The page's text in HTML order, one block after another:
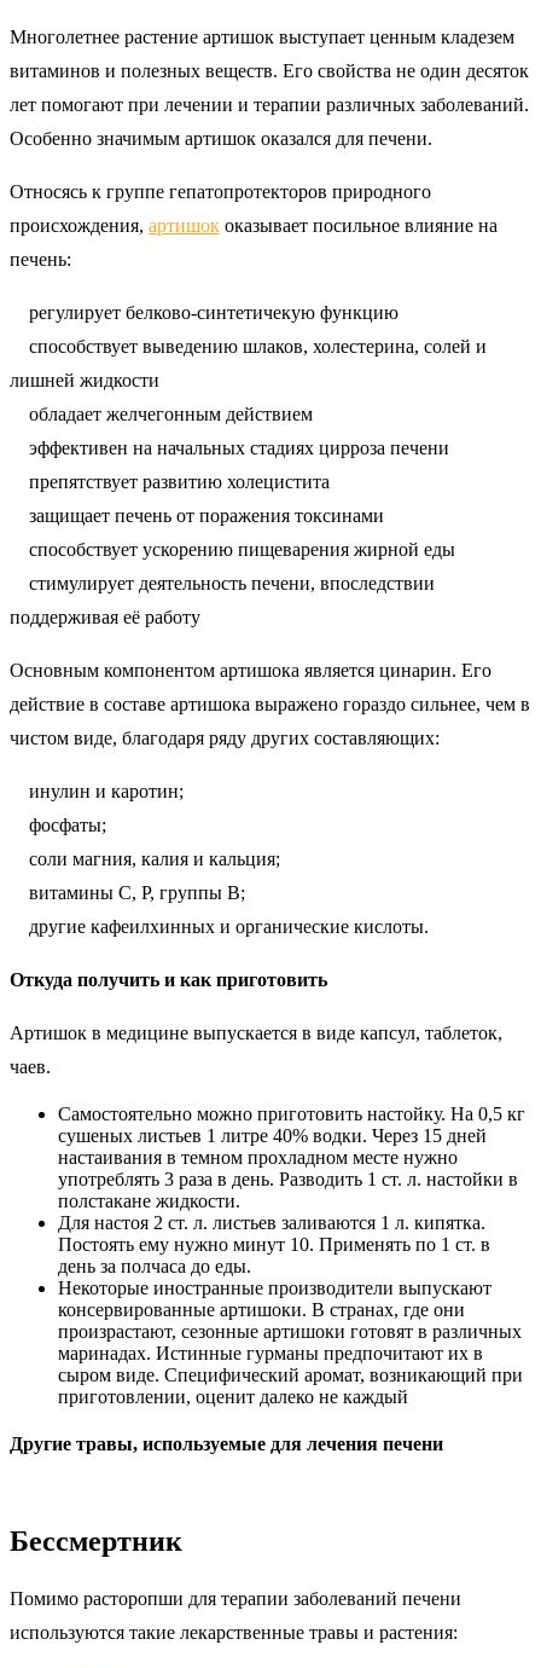
Многолетнее растение артишок выступает ценным кладезем
витаминов и полезных веществ. Его свойства не один десяток
лет помогают при лечении и терапии различных заболеваний.
Особенно значимым артишок оказался для печени.
Относясь к группе гепатопротекторов природного
происхождения, артишок оказывает посильное влияние на
печень:
регулирует белково-синтетичекую функцию
способствует выведению шлаков, холестерина, солей и
лишней жидкости
обладает желчегонным действием
эффективен на начальных стадиях цирроза печени
препятствует развитию холецистита
защищает печень от поражения токсинами
способствует ускорению пищеварения жирной еды
стимулирует деятельность печени, впоследствии
поддерживая её работу
Основным компонентом артишока является цинарин. Его
действие в составе артишока выражено гораздо сильнее, чем в
чистом виде, благодаря ряду других составляющих:
инулин и каротин;
фосфаты;
соли магния, калия и кальция;
витамины С, Р, группы В;
другие кафеилхинных и органические кислоты.
Откуда получить и как приготовить
Артишок в медицине выпускается в виде капсул, таблеток,
чаев.
Самостоятельно можно приготовить настойку. На 0,5 кг
сушеных листьев 1 литре 40% водки. Через 15 дней
настаивания в темном прохладном месте нужно
употреблять 3 раза в день. Разводить 1 ст. л. настойки в
полстакане жидкости.
Для настоя 2 ст. л. листьев заливаются 1 л. кипятка.
Постоять ему нужно минут 10. Применять по 1 ст. в
день за полчаса до еды.
Некоторые иностранные производители выпускают
консервированные артишоки. В странах, где они
произрастают, сезонные артишоки готовят в различных
маринадах. Истинные гурманы предпочитают их в
сыром виде. Специфический аромат, возникающий при
приготовлении, оценит далеко не каждый
Другие травы, используемые для лечения печени
Бессмертник
Помимо расторопши для терапии заболеваний печени
используются такие лекарственные травы и растения: